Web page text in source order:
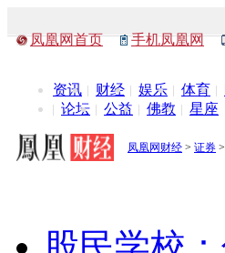
凤凰网首页 手机凤凰网
资讯 财经 娱乐 体育
论坛
公益 佛教 星座
凤凰网财经 > 证券